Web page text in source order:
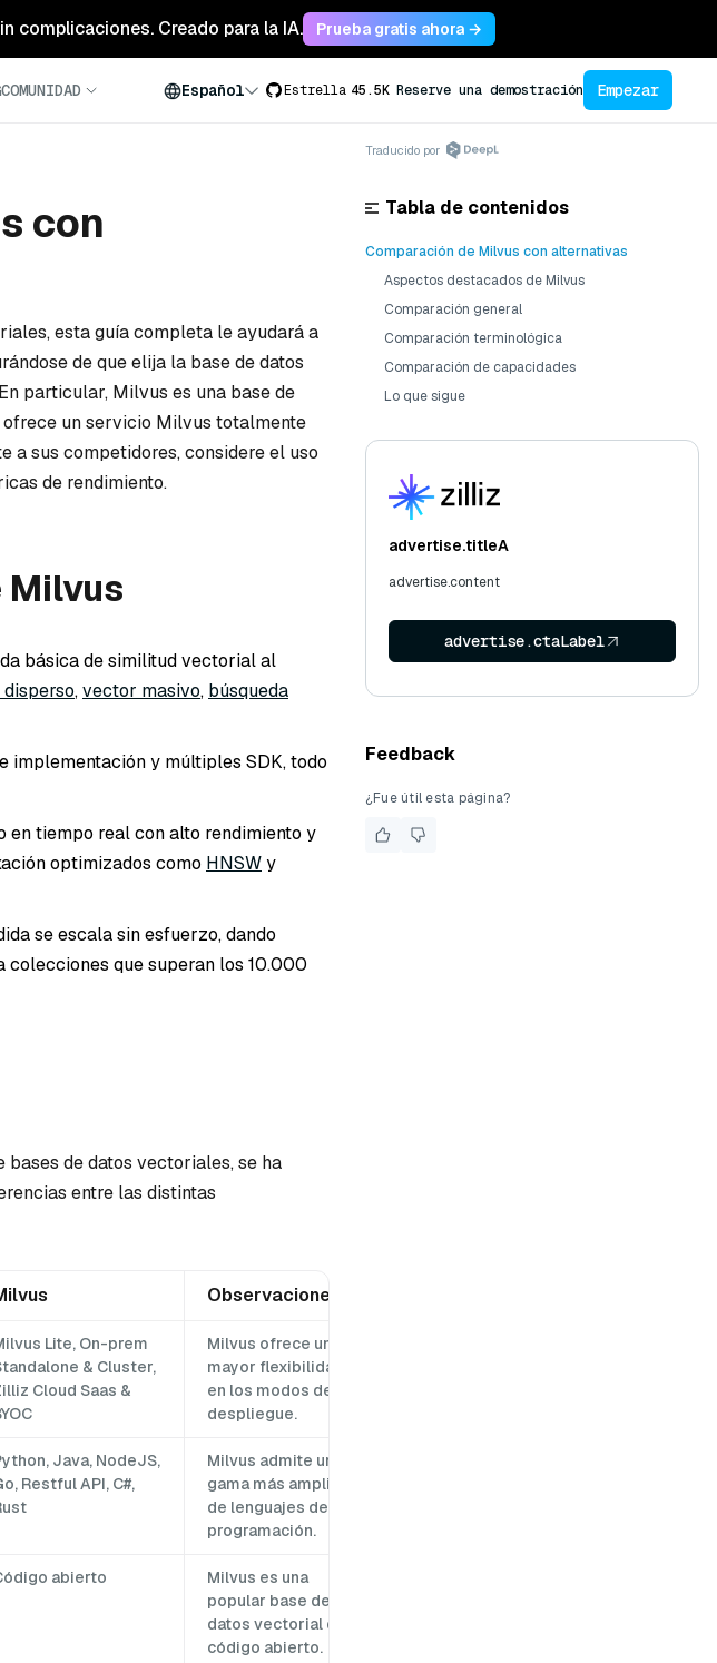
complicaciones. Creado para la IA. Prueba gratis ahora →
COMUNIDAD Español Estrella 45.5K Reserve una demostración Empezar
con
esta guía completa le ayudará a
de que elija la base de datos
particular, Milvus es una base de
ofrece un servicio Milvus totalmente
a sus competidores, considere el uso
de rendimiento.
Milvus
básica de similitud vectorial al
,vector masivo, búsqueda
implementación y múltiples SDK, todo
tiempo real con alto rendimiento y
optimizados como HNSWy
se escala sin esfuerzo, dando
colecciones que superan los 10.000
de datos vectoriales, se ha
entre las distintas
Observaciones
Lite, On-prem
& Cluster,
Cloud Saas &
Milvus ofrece una
mayor flexibilidad
en los modos de
despliegue.
Java, NodeJS,
Restful API, C#,
Milvus admite una
gama más amplia
de lenguajes de
programación.
abierto
Milvus es una
popular base de
datos vectorial de
código abierto.
Traducido por
Tabla de contenidos
Comparación de Milvus con alternativas
Aspectos destacados de Milvus
Comparación general
Comparación terminológica
Comparación de capacidades
Lo que sigue
advertise.titleA
advertise.content
advertise.ctaLabel
Feedback
¿Fue útil esta página?